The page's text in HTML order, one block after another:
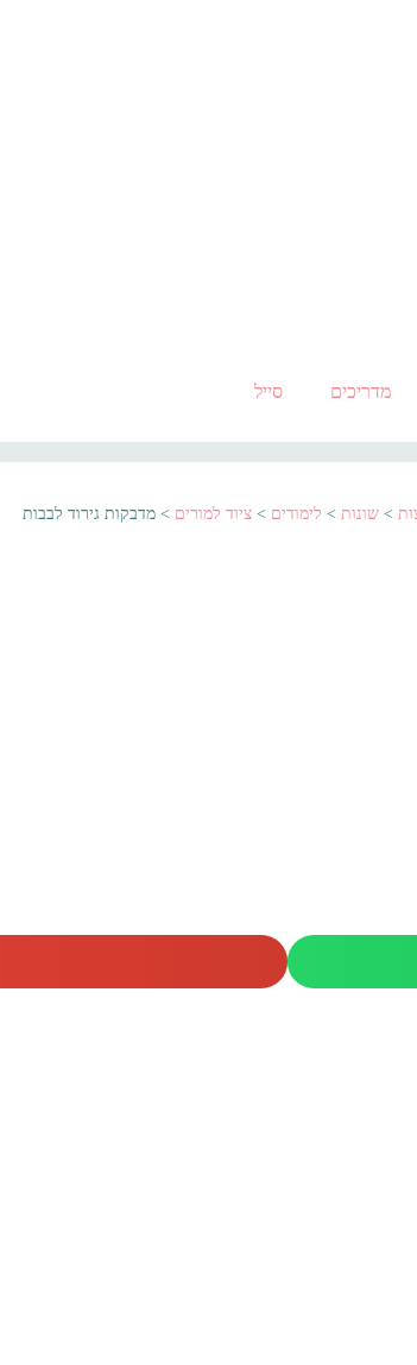
מדריכים סייל
>שונות > לימודים >ציוד למורים >מדבקות גירוד לבבות